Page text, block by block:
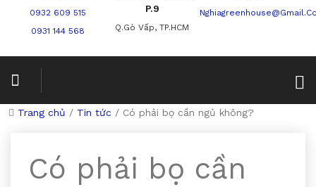
0932 609 515
0931 144 568
P.9
Q.Gò Vấp, TP.HCM
Trang chủ / Tin tức / Có phải bọ cần ngủ không?
Có phải bọ cần